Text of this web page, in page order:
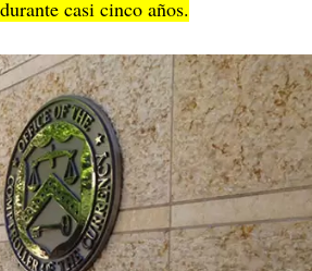
casi cinco años.